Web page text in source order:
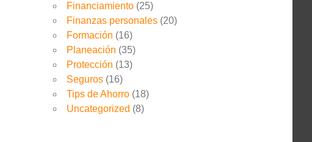
Financiamiento (25)
Finanzas personales (20)
Formación (16)
Planeación (35)
Protección (13)
Seguros (16)
Tips de Ahorro (18)
Uncategorized (8)